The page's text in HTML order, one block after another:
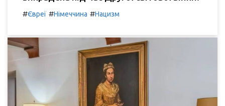
#Євреї #Німеччина #Нацизм